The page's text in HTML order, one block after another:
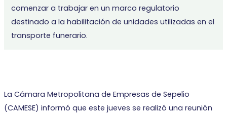
comenzar a trabajar en un marco regulatorio
destinado a la habilitación de unidades utilizadas en el
transporte funerario.
La Cámara Metropolitana de Empresas de Sepelio
(CAMESE) informó que este jueves se realizó una reunión